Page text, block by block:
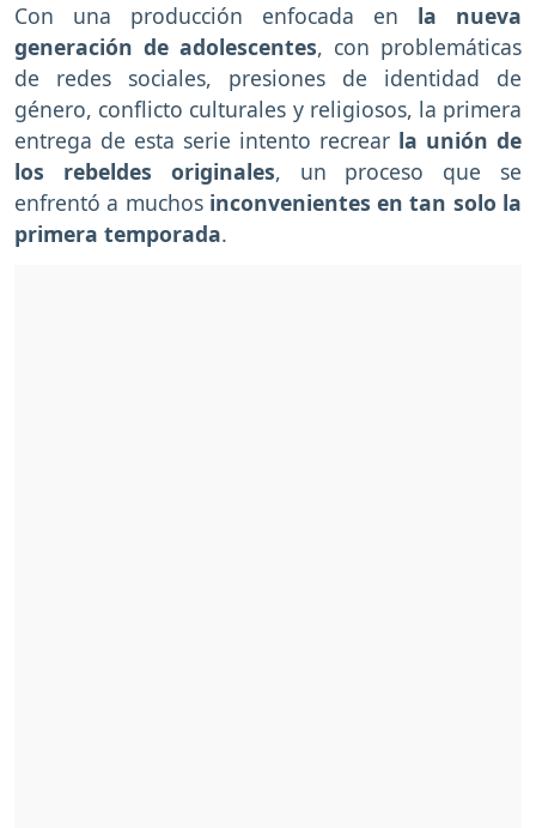
Con una producción enfocada en la nueva
generación de adolescentes, con problemáticas
de redes sociales, presiones de identidad de
género, conflicto culturales y religiosos, la primera
entrega de esta serie intento recrear la unión de
los rebeldes originales, un proceso que se
enfrentó a muchos inconvenientes en tan solo la
primera temporada.